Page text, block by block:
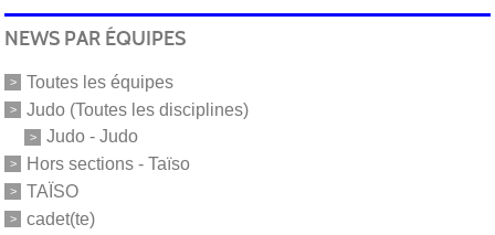
NEWS PAR ÉQUIPES
Toutes les équipes
Judo (Toutes les disciplines)
Judo - Judo
Hors sections - Taïso
TAÏSO
cadet(te)